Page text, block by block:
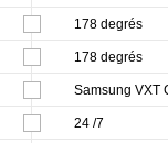
178 degrés
178 degrés
Samsung VXT
24 /7